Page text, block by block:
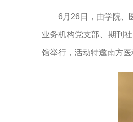
6月26日，由学院、
业务机构党支部、期刊
馆举行，活动特邀南方